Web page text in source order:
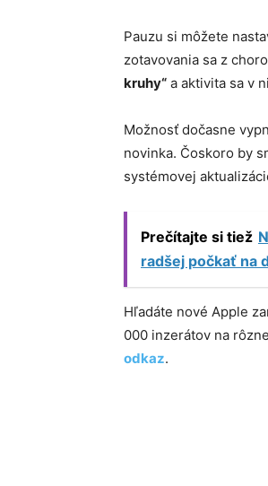
Pauzu si môžete
zotavovania sa z
kruhy“ a aktivita sa v
Možnosť dočasne
novinka. Čoskoro by
systémovej
Prečítajte si tiež
radšej počkať na
Hľadáte nové Apple
000 inzerátov na
odkaz.